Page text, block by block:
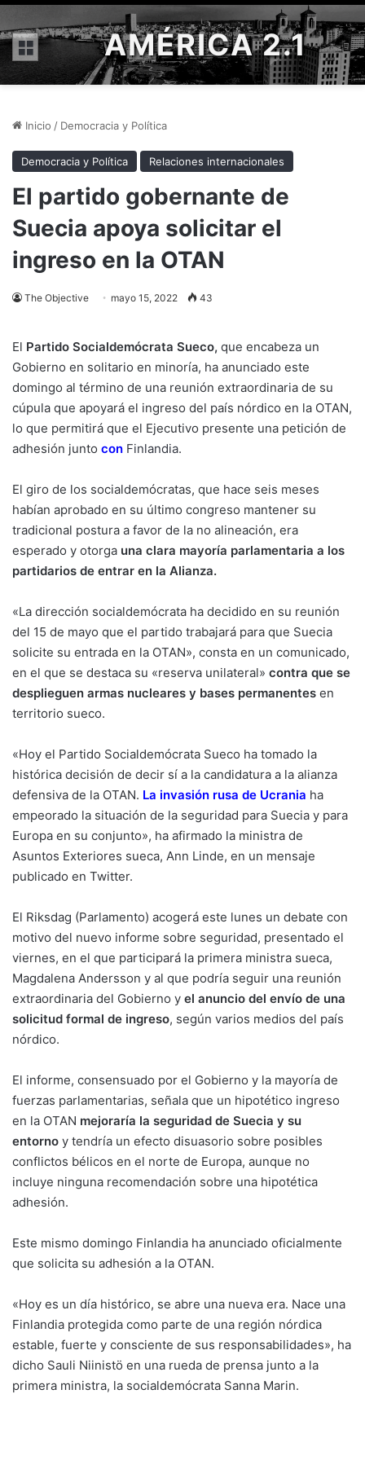
Menú AMÉRICA 2.1
Inicio / Democracia y Política
Democracia y Política Relaciones internacionales
El partido gobernante de
Suecia apoya solicitar el
ingreso en la OTAN
The Objective mayo 15, 2022 43
El Partido Socialdemócrata Sueco, que encabeza un
Gobierno en solitario en minoría, ha anunciado este
domingo al término de una reunión extraordinaria de su
cúpula que apoyará el ingreso del país nórdico en la OTAN,
lo que permitirá que el Ejecutivo presente una petición de
adhesión junto con Finlandia.
El giro de los socialdemócratas, que hace seis meses
habían aprobado en su último congreso mantener su
tradicional postura a favor de la no alineación, era
esperado y otorga una clara mayoría parlamentaria a los
partidarios de entrar en la Alianza.
«La dirección socialdemócrata ha decidido en su reunión
del 15 de mayo que el partido trabajará para que Suecia
solicite su entrada en la OTAN», consta en un comunicado,
en el que se destaca su «reserva unilateral» contra que se
desplieguen armas nucleares y bases permanentes en
territorio sueco.
«Hoy el Partido Socialdemócrata Sueco ha tomado la
histórica decisión de decir sí a la candidatura a la alianza
defensiva de la OTAN. La invasión rusa de Ucrania ha
empeorado la situación de la seguridad para Suecia y para
Europa en su conjunto», ha afirmado la ministra de
Asuntos Exteriores sueca, Ann Linde, en un mensaje
publicado en Twitter.
El Riksdag (Parlamento) acogerá este lunes un debate con
motivo del nuevo informe sobre seguridad, presentado el
viernes, en el que participará la primera ministra sueca,
Magdalena Andersson y al que podría seguir una reunión
extraordinaria del Gobierno y el anuncio del envío de una
solicitud formal de ingreso, según varios medios del país
nórdico.
El informe, consensuado por el Gobierno y la mayoría de
fuerzas parlamentarias, señala que un hipotético ingreso
en la OTAN mejoraría la seguridad de Suecia y su
entorno y tendría un efecto disuasorio sobre posibles
conflictos bélicos en el norte de Europa, aunque no
incluye ninguna recomendación sobre una hipotética
adhesión.
Este mismo domingo Finlandia ha anunciado oficialmente
que solicita su adhesión a la OTAN.
«Hoy es un día histórico, se abre una nueva era. Nace una
Finlandia protegida como parte de una región nórdica
estable, fuerte y consciente de sus responsabilidades», ha
dicho Sauli Niinistö en una rueda de prensa junto a la
primera ministra, la socialdemócrata Sanna Marin.